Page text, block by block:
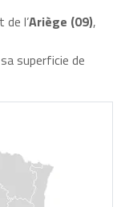
l’Ariège (09),
superficie de